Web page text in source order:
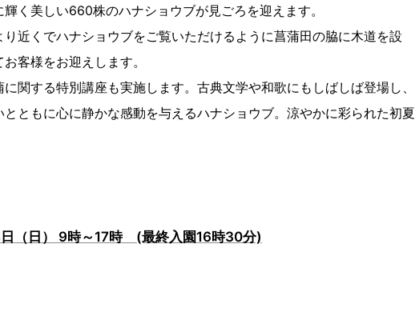
く美しい660株のハナショウブが見ごろを迎えます。
近くでハナショウブをご覧いただけるように菖蒲田の脇に木道を設
客様をお迎えします。
関する特別講座も実施します。古典文学や和歌にもしばしば登場し、
ともに心に静かな感動を与えるハナショウブ。涼やかに彩られた初夏
（日） 9時～17時 (最終入園16時30分)